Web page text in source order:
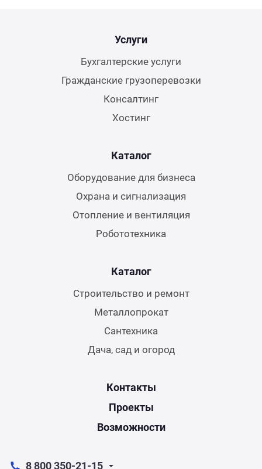
Услуги
Бухгалтерские услуги
Гражданские грузоперевозки
Консалтинг
Хостинг
Каталог
Оборудование для бизнеса
Охрана и сигнализация
Отопление и вентиляция
Робототехника
Каталог
Строительство и ремонт
Металлопрокат
Сантехника
Дача, сад и огород
Контакты
Проекты
Возможности
8 800 350-21-15